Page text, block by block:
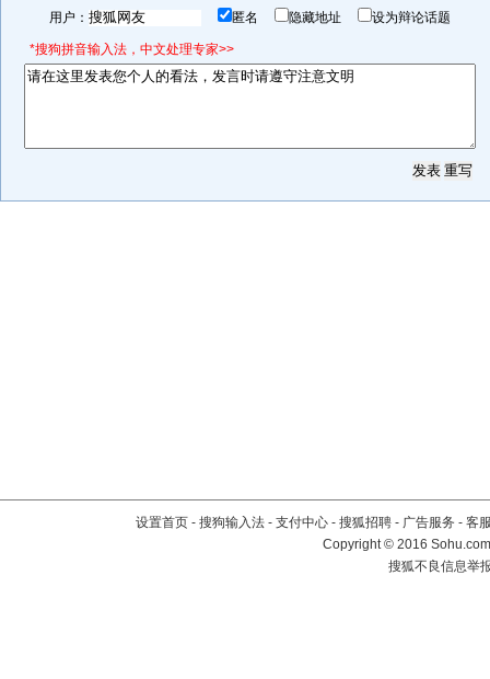
用户： 匿名 隐藏地址 设为辩论话题
*搜狗拼音输入法，中文处理专家>>
设置首页 - 搜狗输入法 - 支付中心 - 搜狐招聘 - 广告服务 - 客
Copyright©2016
搜狐不良信息举